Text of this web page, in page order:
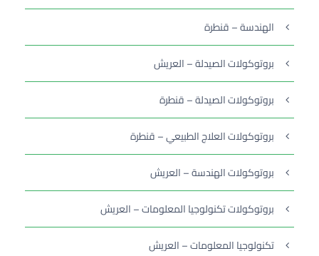
الهندسة – قنطرة
بروتوكولات الصيدلة – العريش
بروتوكولات الصيدلة – قنطرة
بروتوكولات العلاج الطبيعي – قنطرة
بروتوكولات الهندسة – العريش
بروتوكولات تكنولوجيا المعلومات – العريش
تكنولوجيا المعلومات – العريش